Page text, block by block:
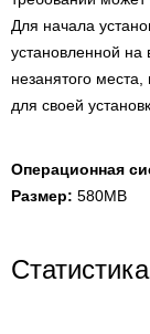
Для начала
установленной на
незанятого
для своей
Операционная
Размер: 580MB